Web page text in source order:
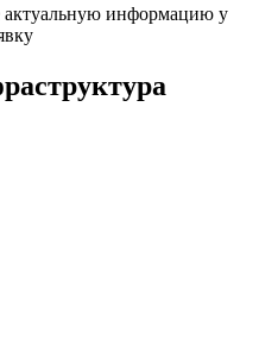
актуальную информацию у